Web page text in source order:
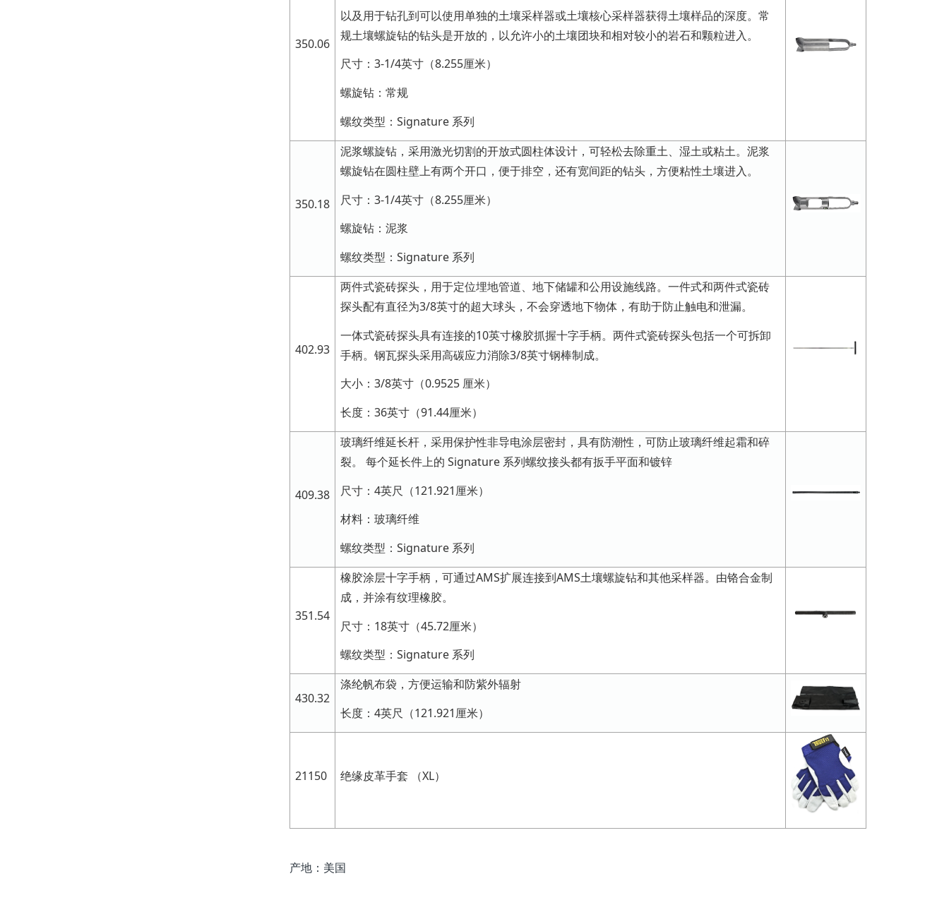
350.06
以及用于钻孔到可以使用单独的土壤采样器或土壤核心采样器获得土壤样品的深度。常
规土壤螺旋钻的钻头是开放的，以允许小的土壤团块和相对较小的岩石和颗粒进入。
尺寸：3-1/4英寸（8.255厘米）
螺旋钻：常规
螺纹类型：Signature 系列
350.18
泥浆螺旋钻，采用激光切割的开放式圆柱体设计，可轻松去除重土、湿土或粘土。泥浆
螺旋钻在圆柱壁上有两个开口，便于排空，还有宽间距的钻头，方便粘性土壤进入。
尺寸：3-1/4英寸（8.255厘米）
螺旋钻：泥浆
螺纹类型：Signature 系列
402.93
两件式瓷砖探头，用于定位埋地管道、地下储罐和公用设施线路。一件式和两件式瓷砖
探头配有直径为3/8英寸的超大球头，不会穿透地下物体，有助于防止触电和泄漏。
一体式瓷砖探头具有连接的10英寸橡胶抓握十字手柄。两件式瓷砖探头包括一个可拆卸
手柄。钢瓦探头采用高碳应力消除3/8英寸钢棒制成。
大小：3/8英寸（0.9525 厘米）
长度：36英寸（91.44厘米）
409.38
玻璃纤维延长杆，采用保护性非导电涂层密封，具有防潮性，可防止玻璃纤维起霜和碎
裂。 每个延长件上的 Signature 系列螺纹接头都有扳手平面和镀锌
尺寸：4英尺（121.921厘米）
材料：玻璃纤维
螺纹类型：Signature 系列
351.54
橡胶涂层十字手柄，可通过AMS扩展连接到AMS土壤螺旋钻和其他采样器。由铬合金制
成，并涂有纹理橡胶。
尺寸：18英寸（45.72厘米）
螺纹类型：Signature 系列
430.32
涤纶帆布袋，方便运输和防紫外辐射
长度：4英尺（121.921厘米）
21150 绝缘皮革手套 （XL）
产地：美国